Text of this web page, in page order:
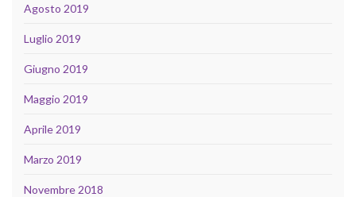
Agosto 2019
Luglio 2019
Giugno 2019
Maggio 2019
Aprile 2019
Marzo 2019
Novembre 2018